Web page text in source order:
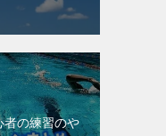
者の練習のや